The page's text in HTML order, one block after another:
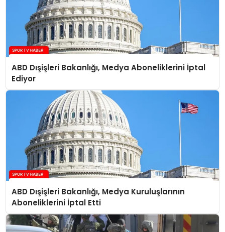
ABD Dışişleri Bakanlığı, Medya Aboneliklerini İptal
Ediyor
ABD Dışişleri Bakanlığı, Medya Kuruluşlarının
Aboneliklerini İptal Etti